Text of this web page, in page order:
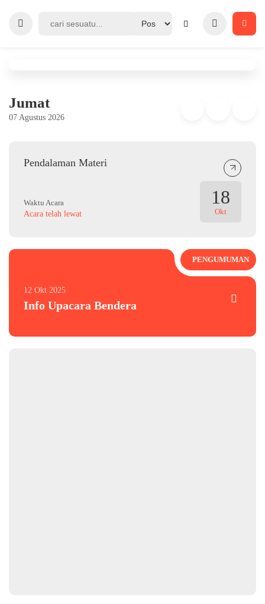
Jumat
07 Agustus 2026
Pendalaman Materi
18
Okt
Waktu Acara
Acara telah lewat
PENGUMUMAN
12 Okt 2025
Info Upacara Bendera